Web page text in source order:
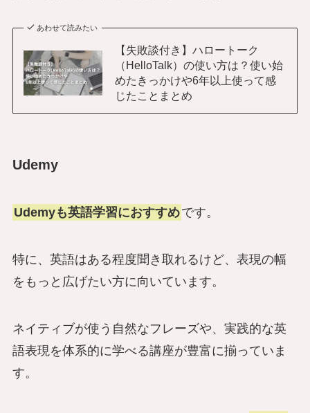
あわせて読みたい
【失敗談付き】ハロートーク
（HelloTalk）の使い方は？使い始
めたきっかけや6年以上使って感
じたことまとめ
Udemy
Udemyも英語学習におすすめです。
特に、英語はある程度聞き取れるけど、表現の幅
をもっと広げたい方に向いています。
ネイティブが使う自然なフレーズや、実践的な英
語表現を体系的に学べる講座が豊富に揃っていま
す。